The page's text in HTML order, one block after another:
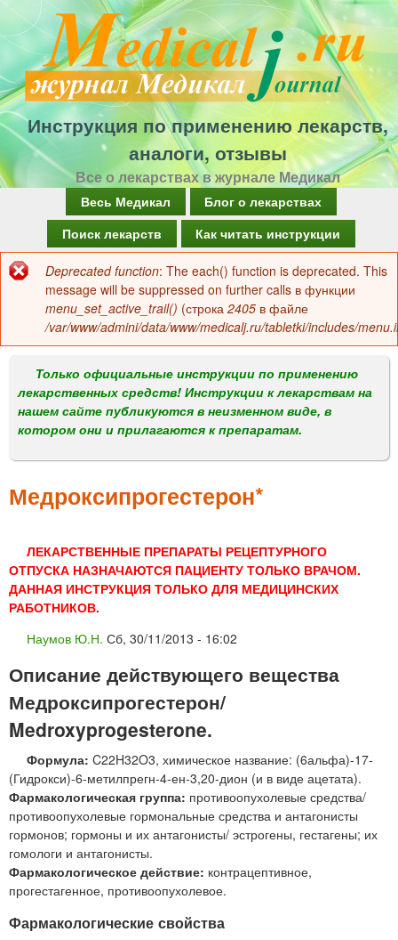
Перейти
к
основному
содержанию
Инструкция по применению лекарств,
аналоги, отзывы
Все о лекарствах в журнале Медикал
а
в
о
м
е
н
Весь Медикал
Блог о лекарствах
Поиск лекарств
Как читать инструкции
Сообщение
об
ошибке
Deprecated function: The each() function is deprecated. This
message will be suppressed on further calls в функции
menu_set_active_trail() (строка 2405 в файле
/var/www/admini/data/www/medicalj.ru/tabletki/includes/
Только официальные инструкции по применению
лекарственных средств! Инструкции к лекарствам на
нашем сайте публикуются в неизменном виде, в
котором они и прилагаются к препаратам.
Медроксипрогестерон*
ЛЕКАРСТВЕННЫЕ ПРЕПАРАТЫ РЕЦЕПТУРНОГО
ОТПУСКА НАЗНАЧАЮТСЯ ПАЦИЕНТУ ТОЛЬКО ВРАЧОМ.
ДАННАЯ ИНСТРУКЦИЯ ТОЛЬКО ДЛЯ МЕДИЦИНСКИХ
РАБОТНИКОВ.
Наумов Ю.Н. Сб, 30/11/2013 - 16:02
Описание действующего вещества
Медроксипрогестерон/
Medroxyprogesterone.
Формула: C22H32O3, химическое название: (6альфа)-17-
(Гидрокси)-6-метилпрегн-4-ен-3,20-дион (и в виде ацетата).
Фармакологическая группа: противоопухолевые средства/
противоопухолевые гормональные средства и антагонисты
гормонов; гормоны и их антагонисты/ эстрогены, гестагены; их
гомологи и антагонисты.
Фармакологическое действие: контрацептивное,
прогестагенное, противоопухолевое.
Фармакологические свойства